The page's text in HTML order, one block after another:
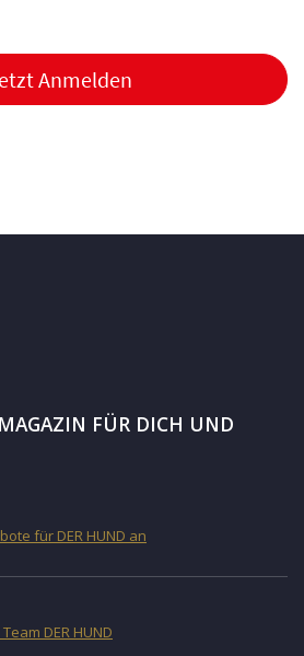
Anmelden
FÜR DICH UND
für DER HUND an
DER HUND